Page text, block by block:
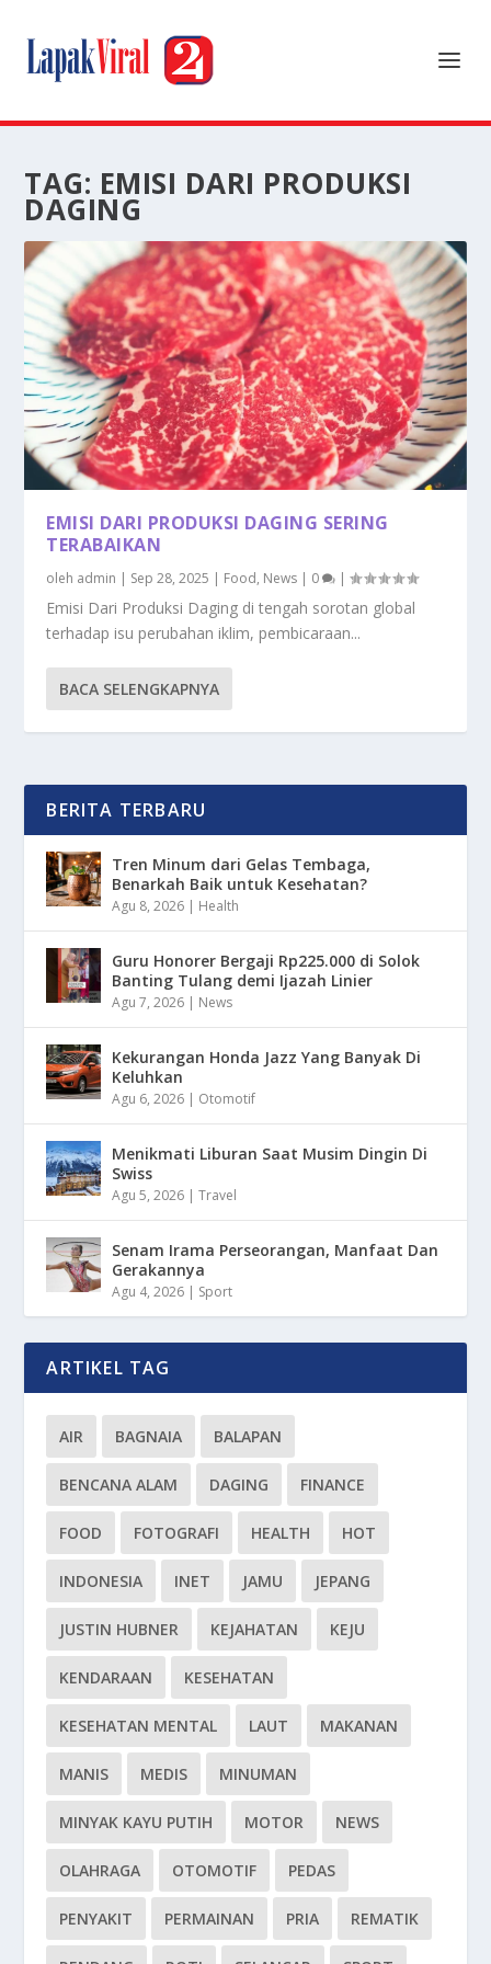
TAG: EMISI DARI PRODUKSI
DAGING
EMISI DARI PRODUKSI DAGING SERING
TERABAIKAN
oleh admin | Sep 28, 2025 | Food, News | 0 |
Emisi Dari Produksi Daging di tengah sorotan global
terhadap isu perubahan iklim, pembicaraan...
BACA SELENGKAPNYA
BERITA TERBARU
Tren Minum dari Gelas Tembaga,
Benarkah Baik untuk Kesehatan?
Agu 8, 2026 | Health
Guru Honorer Bergaji Rp225.000 di Solok
Banting Tulang demi Ijazah Linier
Agu 7, 2026 | News
Kekurangan Honda Jazz Yang Banyak Di
Keluhkan
Agu 6, 2026 | Otomotif
Menikmati Liburan Saat Musim Dingin Di
Swiss
Agu 5, 2026 |Travel
Senam Irama Perseorangan, Manfaat Dan
Gerakannya
Agu 4, 2026 | Sport
ARTIKEL TAG
AIR BAGNAIA BALAPAN
BENCANA ALAM DAGING FINANCE
FOOD FOTOGRAFI HEALTH HOT
INDONESIA INET JAMU JEPANG
JUSTIN HUBNER KEJAHATAN KEJU
KENDARAAN KESEHATAN
KESEHATAN MENTAL LAUT MAKANAN
MANIS MEDIS MINUMAN
MINYAK KAYU PUTIH MOTOR NEWS
OLAHRAGA OTOMOTIF PEDAS
PENYAKIT PERMAINAN PRIA REMATIK